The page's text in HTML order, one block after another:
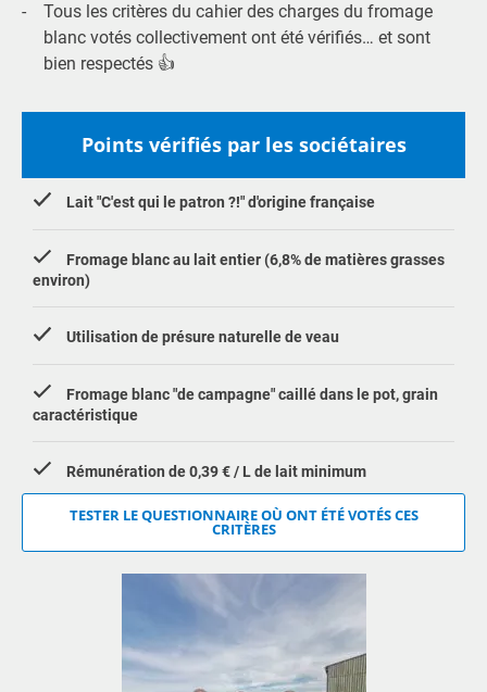
Tous les critères du cahier des charges du fromage
blanc votés collectivement ont été vérifiés… et sont
bien respectés 👍
Points vérifiés par les sociétaires
Lait "C'est qui le patron ?!" d'origine française
Fromage blanc au lait entier (6,8% de matières grasses
environ)
Utilisation de présure naturelle de veau
Fromage blanc "de campagne" caillé dans le pot, grain
caractéristique
Rémunération de 0,39 € / L de lait minimum
TESTER LE QUESTIONNAIRE OÙ ONT ÉTÉ VOTÉS CES
CRITÈRES